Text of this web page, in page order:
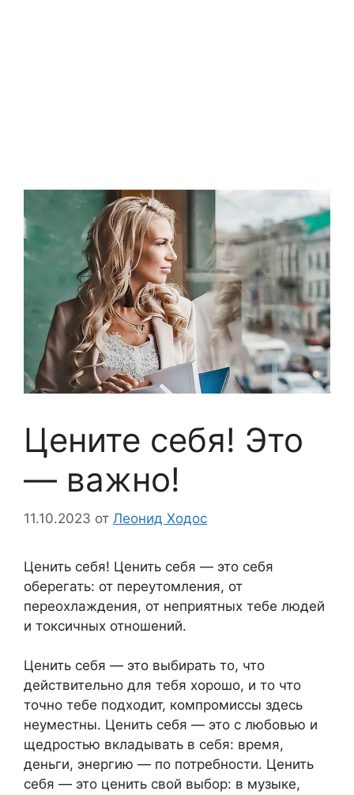
Цените себя! Это
— важно!
11.10.2023 от Леонид Ходос
Ценить себя! Ценить себя — это себя
оберегать: от переутомления, от
переохлаждения, от неприятных тебе людей
и токсичных отношений.
Ценить себя — это выбирать то, что
действительно для тебя хорошо, и то что
точно тебе подходит, компромиссы здесь
неуместны. Ценить себя — это с любовью и
щедростью вкладывать в себя: время,
деньги, энергию — по потребности. Ценить
себя — это ценить свой выбор: в музыке,